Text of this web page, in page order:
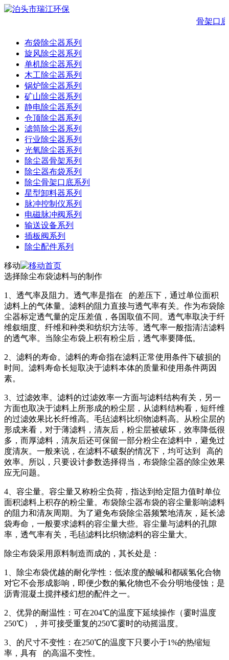
骨架口底
布袋除尘器系列
旋风除尘器系列
单机除尘器系列
木工除尘器系列
锅炉除尘器系列
矿山除尘器系列
静电除尘器系列
仓顶除尘器系列
滤筒除尘器系列
行业除尘器系列
光氧除尘器系列
除尘器骨架系列
除尘器布袋系列
除尘骨架口底系列
星型卸料器系列
脉冲控制仪系列
电磁脉冲阀系列
输送设备系列
插板阀系列
除尘配件系列
移动
选择除尘布袋滤料与的制作
1、透气率及阻力。透气率是指在 的差压下，通过单位面积
滤料上的气体量。滤料的阻力直接与透气率有关。作为布袋除
尘器标定透气量的定压差值，各国取值不同。透气率取决于纤
维叙细度、纤维和种类和纺织方法等。透气率一般指清洁滤料
的透气率。当除尘布袋上积有粉尘后，透气率要降低。
2、滤料的寿命。滤料的寿命指在滤料正常使用条件下破损的
时间。滤料寿命长短取决于滤料本体的质量和使用条件两因
素。
3、过滤效率。滤料的过滤效率一方面与滤料结构有关，另一
方面也取决于滤料上所形成的粉尘层，从滤料结构看，短纤维
的过滤效果比长纤维高。毛毡滤料比织物滤料高。从粉尘层的
形成来看，对于薄滤料，清灰后，粉尘层被破坏，效率降低很
多，而厚滤料，清灰后还可保留一部分粉尘在滤料中，避免过
度清灰。一般来说，在滤料不破裂的情况下，均可达到 高的
效率。所以，只要设计参数选择得当，布袋除尘器的除尘效果
应无问题。
4、容尘量。容尘量又称粉尘负荷，指达到给定阻力值时单位
面积滤料上积存的粉尘量。布袋除尘器布袋的容尘量影响滤料
的阻力和清灰周期。为了避免布袋除尘器频繁地清灰，延长滤
袋寿命，一般要求滤料的容尘量大些。容尘量与滤料的孔隙
率，透气率有关，毛毡滤料比织物滤料的容尘量大。
除尘布袋采用原料制造而成的，其长处是：
1、除尘布袋优越的耐化学性：低浓度的酸碱和都碳氢化合物
对它不会形成影响，即便少数的氟化物也不会分明地侵蚀；是
沥青混凝土搅拌楼幻想的配件之一。
2、优异的耐温性：可在204℃的温度下延续操作（霎时温度
250℃），并可接受重复的250℃霎时的动摇温度。
3、的尺寸不变性：在250℃的温度下只要小于1%的热缩短
率，具有 的高温不变性。